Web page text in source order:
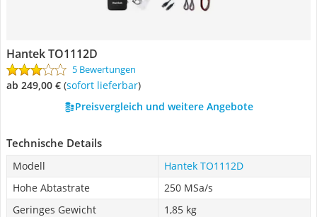
Hantek TO1112D
5 Bewertungen
ab 249,00 € ( Sofort lieferbar)
Preisvergleich und weitere Angebote
Technische Details
Modell
Hantek TO1112D
Hohe Abtastrate
250 MSa/s
Geringes Gewicht
1,85 kg